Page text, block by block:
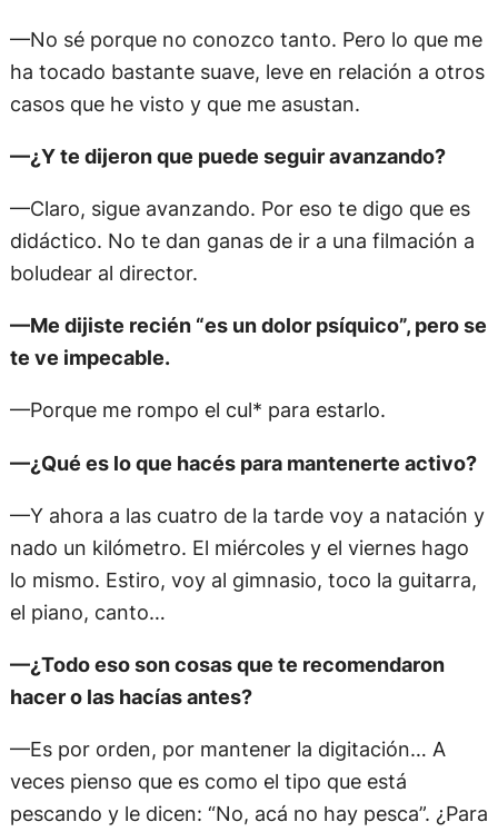
—No sé porque no conozco tanto. Pero lo que me
ha tocado bastante suave, leve en relación a otros
casos que he visto y que me asustan.
—¿Y te dijeron que puede seguir avanzando?
—Claro, sigue avanzando. Por eso te digo que es
didáctico. No te dan ganas de ir a una filmación a
boludear al director.
—Me dijiste recién “es un dolor psíquico”, pero se
te ve impecable.
—Porque me rompo el cul* para estarlo.
—¿Qué es lo que hacés para mantenerte activo?
—Y ahora a las cuatro de la tarde voy a natación y
nado un kilómetro. El miércoles y el viernes hago
lo mismo. Estiro, voy al gimnasio, toco la guitarra,
el piano, canto…
—¿Todo eso son cosas que te recomendaron
hacer o las hacías antes?
—Es por orden, por mantener la digitación… A
veces pienso que es como el tipo que está
pescando y le dicen: “No, acá no hay pesca”. ¿Para